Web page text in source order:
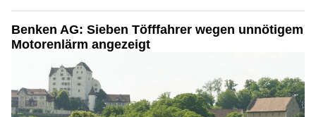
Benken AG: Sieben Töfffahrer wegen unnötigem
Motorenlärm angezeigt